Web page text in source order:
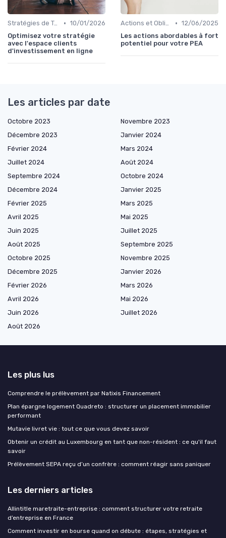
Stratégies de Trading • 10/01/2026
Optimisez votre stratégie
avec l'espace clients
d'investissement en ligne
Actions et Obligations • 12/06/2025
Les actions abordables à fort
potentiel pour votre PEA
Les articles par date
Octobre 2023
Novembre 2023
Décembre 2023
Janvier 2024
Février 2024
Mars 2024
Juillet 2024
Août 2024
Septembre 2024
Octobre 2024
Décembre 2024
Janvier 2025
Février 2025
Mars 2025
Avril 2025
Mai 2025
Juin 2025
Juillet 2025
Août 2025
Septembre 2025
Octobre 2025
Novembre 2025
Décembre 2025
Janvier 2026
Février 2026
Mars 2026
Avril 2026
Mai 2026
Juin 2026
Juillet 2026
Août 2026
Les plus lus
Comprendre le prélèvement par Natixis Financement
Plan épargne logement Quadreto : structurer un placement immobilier
performant
Mutavie livret vie : tout ce que vous devez savoir
Obtenir un crédit au Luxembourg en tant que non-résident : ce qu'il faut
savoir
Prélèvement SEPA reçu d’un confrère : comment réagir sans paniquer
Les derniers articles
Allintitle maretraite-entreprise : comment structurer votre retraite
d’entreprise en France
Comment investir en bourse quand on débute : étapes, stratégies et